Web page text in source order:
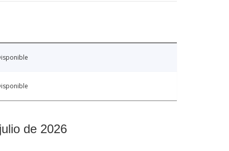
de 2026